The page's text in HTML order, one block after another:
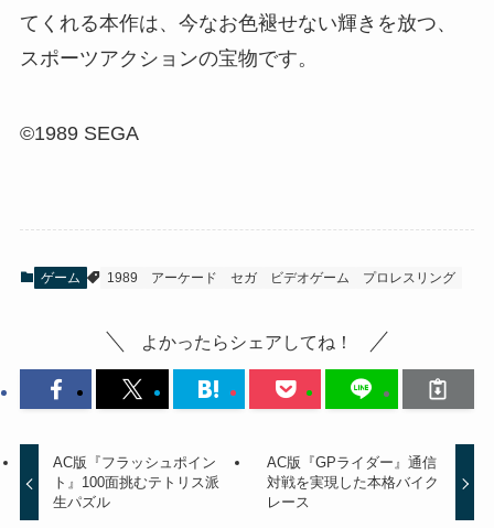
てくれる本作は、今なお色褪せない輝きを放つ、
スポーツアクションの宝物です。
©1989 SEGA
ゲーム 1989 アーケード セガ ビデオゲーム プロレスリング
よかったらシェアしてね！
AC版『フラッシュポイン
ト』100面挑むテトリス派
生パズル
AC版『GPライダー』通信
対戦を実現した本格バイク
レース